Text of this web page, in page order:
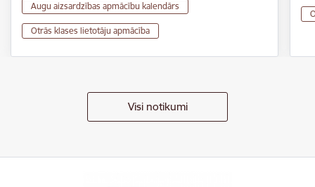
Augu aizsardzības apmācību kalendārs
Otrās klases lietotāju apmācība
Visi notikumi